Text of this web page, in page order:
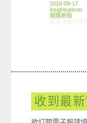
2010-09-17
insightxplorer
網路新知
收到最